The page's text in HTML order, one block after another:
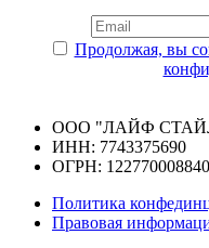
Продолжая, вы
ООО "ЛАЙФ
ИНН: 7743375690
ОГРН:
Политика
Правовая